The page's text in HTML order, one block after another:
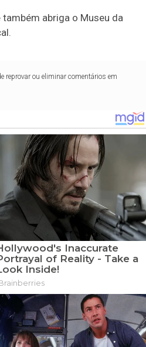
abriga o Museu da
reprovar ou eliminar comentários em